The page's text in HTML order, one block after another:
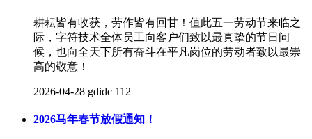
耕耘皆有收获，劳作皆有回甘！值此五一劳动节来临之
际，字符技术全体员工向客户们致以最真挚的节日问
候，也向全天下所有奋斗在平凡岗位的劳动者致以最崇
高的敬意！
2026-04-28 gdidc 112
2026马年春节放假通知！